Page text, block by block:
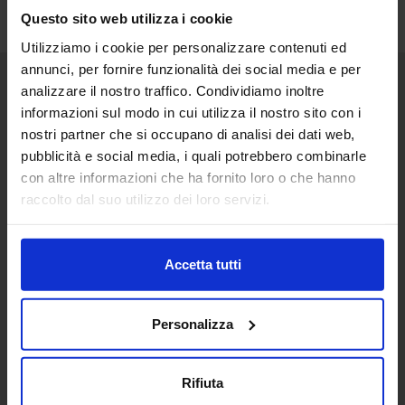
Questo sito web utilizza i cookie
Utilizziamo i cookie per personalizzare contenuti ed
annunci, per fornire funzionalità dei social media e per
analizzare il nostro traffico. Condividiamo inoltre
informazioni sul modo in cui utilizza il nostro sito con i
nostri partner che si occupano di analisi dei dati web,
pubblicità e social media, i quali potrebbero combinarle
con altre informazioni che ha fornito loro o che hanno
raccolto dal suo utilizzo dei loro servizi.
Accetta tutti
Personalizza
Rifiuta
Senaf srl
Via Eritrea 21/A
20157 | Milano | Italia
+ 39 02.332039460
In collaborazione con